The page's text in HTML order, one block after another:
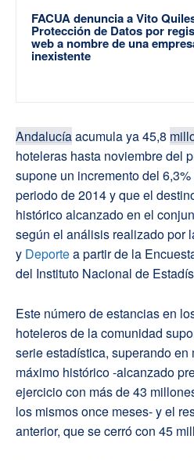
FACUA denuncia a Vito
Protección de Datos por
web a nombre de una
inexistente
Andalucíaacumula ya 45,8
hoteleras hasta noviembre del
supone un incremento del
periodo de 2014 y que el
histórico alcanzado en el
según el análisis realizado por
y Deportea partir de la
del Instituto Nacional de
Este número de estancias en
hoteleros de la comunidad
serie estadística, superando en
máximo histórico -alcanzado
ejercicio con más de 43
los mismos once meses- y el
anterior, que se cerró con 45